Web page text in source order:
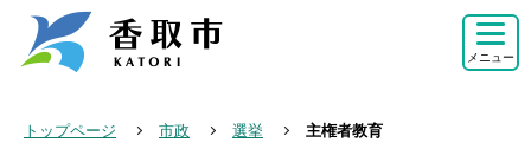
メニュー
トップページ 市政 選挙 主権者教育